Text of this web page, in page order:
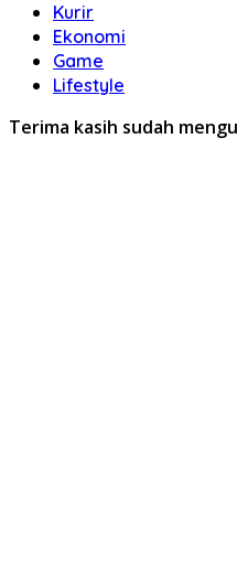
Kurir
Ekonomi
Game
Lifestyle
Terima kasih sudah